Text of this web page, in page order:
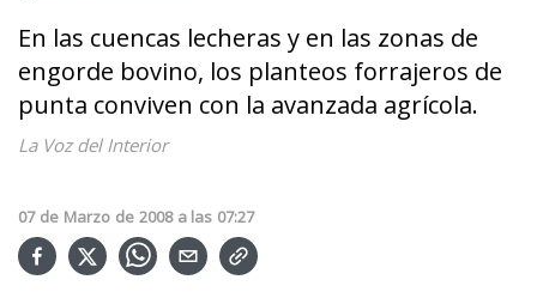
En las cuencas lecheras y en las zonas de
engorde bovino, los planteos forrajeros de
punta conviven con la avanzada agrícola.
La Voz del Interior
07 de Marzo de 2008 a las 07:27